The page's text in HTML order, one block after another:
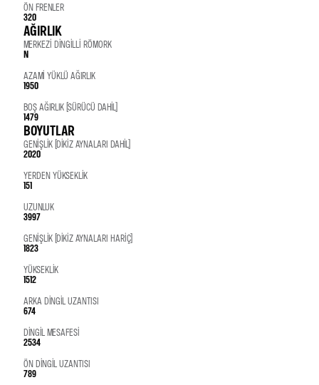
ÖN FRENLER
320
AĞIRLIK
MERKEZI DINGILLI RÖMORK
N
AZAMI YÜKLÜ AĞIRLIK
1950
BOŞ AĞIRLIK (SÜRÜCÜ DAHIL)
1479
BOYUTLAR
GENIŞLIK (DIKIZ AYNALARI DAHIL)
2020
YERDEN YÜKSEKLIK
151
UZUNLUK
3997
GENIŞLIK (DIKIZ AYNALARI HARIÇ)
1823
YÜKSEKLIK
1512
ARKA DINGIL UZANTISI
674
DINGIL MESAFESI
2534
ÖN DINGIL UZANTISI
789